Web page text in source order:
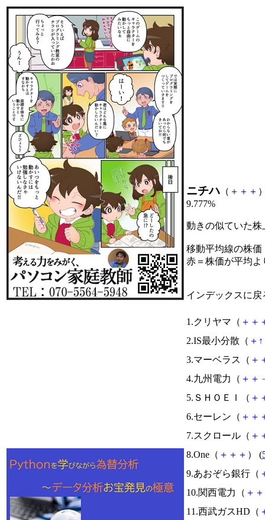
ニチハ （ ＋ ＋ ＋
9.777%
動きの似ていた
移動平均線の株価
赤＝株価が平均
インデックスに戻
1.クリヤマ（ ＋ ＋
2.IS最小分散（ ＋ ↑
3.マーベラス（ ＋
4.九州電力（ ＋ ＋
5.ＳＨＯＥＩ（ ＋
6.セーレン（ ＋ ＋
7.スクロール（ ＋
8.One（ ＋ ＋ ＋ ） (
9.あおぞら銀行（
10.関西電力（ ＋ ＋
11.西武ガスHD（